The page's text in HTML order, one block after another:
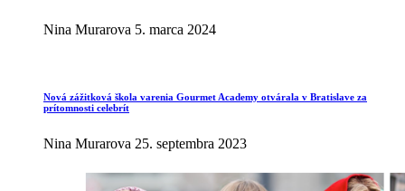
Nina Murarova 5. marca 2024
Nová zážitková škola varenia Gourmet Academy otvárala v Bratislave za
prítomnosti celebrít
Nina Murarova 25. septembra 2023